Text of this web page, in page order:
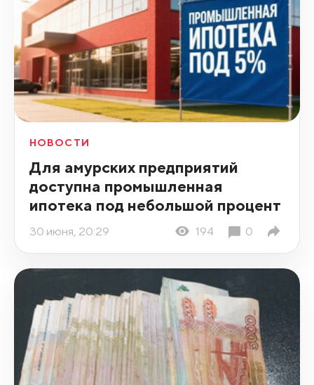
НОВОСТИ
Для амурских предприятий
доступна промышленная
ипотека под небольшой процент
30 июня, 20:29 194 0